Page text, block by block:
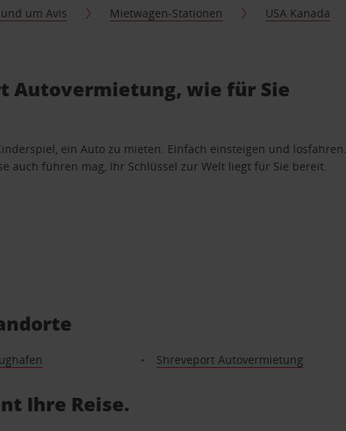
um Avis Mietwagen-Stationen USA Kanada
Autovermietung, wie für Sie
ein Auto zu mieten. Einfach einsteigen und losfahren.
auch führen mag, Ihr Schlüssel zur Welt liegt für Sie bereit.
Shreveport Autovermietung
Ihre Reise.